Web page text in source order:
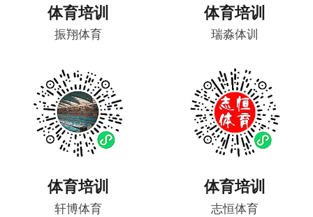
体育培训
振翔体育
体育培训
瑞淼体训
体育培训
轩博体育
体育培训
志恒体育